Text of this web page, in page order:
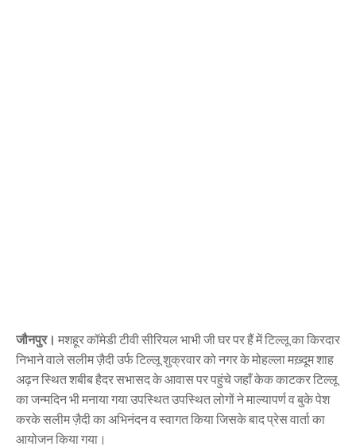
जौनपुर। मशहूर कॉमेडी टीवी सीरियल भाभी जी घर पर हैं में टिल्लू का किरदार
निभाने वाले सलीम ज़ैदी उर्फ टिल्लू शुक्रवार को नगर के मोहल्ला मख़्दूम शाह
अढ़न स्थित शबीब हैदर सभासद के आवास पर पहुंचे जहाँ केक काटकर टिल्लू
का जन्मदिन भी मनाया गया उपस्थित उपस्थित लोगों ने माल्यापर्ण व बुके पेश
करके सलीम ज़ैदी का अभिनंदन व स्वागत किया जिसके बाद प्रेस वार्ता का
आयोजन किया गया।